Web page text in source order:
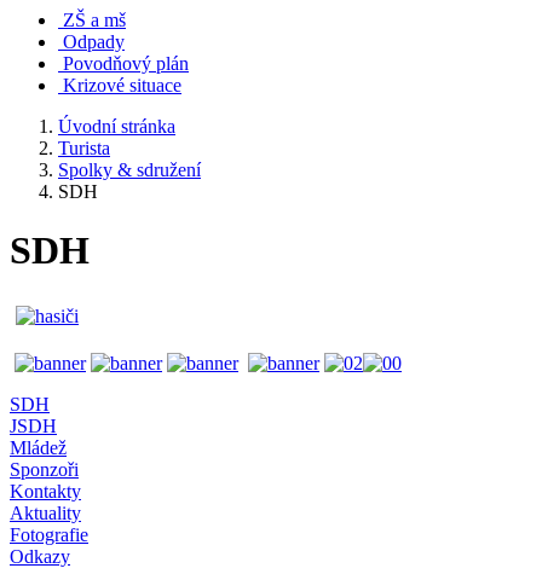
ZŠ a mš
Odpady
Povodňový plán
Krizové situace
Úvodní stránka
Turista
Spolky & sdružení
SDH
SDH
SDH
JSDH
Mládež
Sponzoři
Kontakty
Aktuality
Fotografie
Odkazy